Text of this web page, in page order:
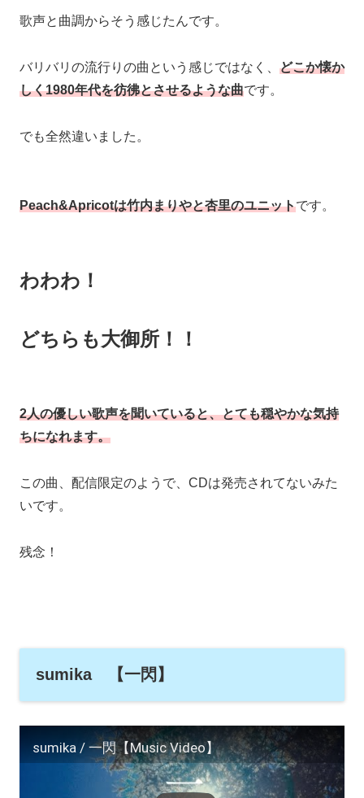
歌声と曲調からそう感じたんです。
バリバリの流行りの曲という感じではなく、 どこか懐か
しく1980年代を彷彿とさせるような曲です。
でも全然違いました。
Peach&Apricotは竹内まりやと杏里のユニットです。
わわわ！
どちらも大御所！！
2人の優しい歌声を聞いていると、とても穏やかな気持
ちになれます。
この曲、配信限定のようで、CDは発売されてないみた
いです。
残念！
sumika 【一閃】
sumika / 一閃【Music Video】